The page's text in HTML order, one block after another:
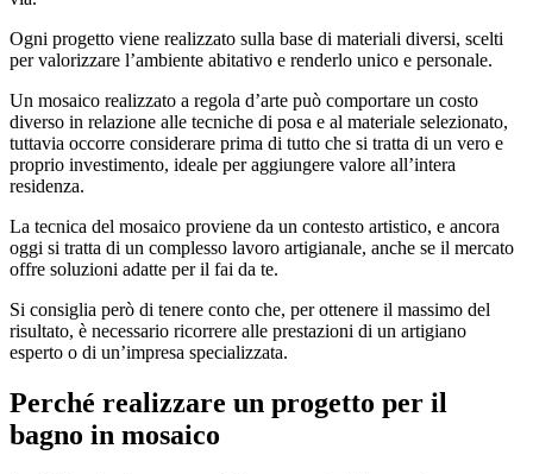
Ogni progetto viene realizzato sulla base di materiali diversi, scelti
per valorizzare l’ambiente abitativo e renderlo unico e personale.
Un mosaico realizzato a regola d’arte può comportare un costo
diverso in relazione alle tecniche di posa e al materiale selezionato,
tuttavia occorre considerare prima di tutto che si tratta di un vero e
proprio investimento, ideale per aggiungere valore all’intera
residenza.
La tecnica del mosaico proviene da un contesto artistico, e ancora
oggi si tratta di un complesso lavoro artigianale, anche se il mercato
offre soluzioni adatte per il fai da te.
Si consiglia però di tenere conto che, per ottenere il massimo del
risultato, è necessario ricorrere alle prestazioni di un artigiano
esperto o di un’impresa specializzata.
Perché realizzare un progetto per il
bagno in mosaico